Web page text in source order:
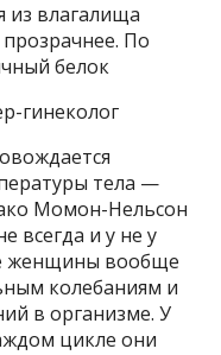
из влагалища
По
белок
гинеколог
тела —
Момон-Нельсон
всегда и у не у
женщины вообще
колебаниям и
в организме. У
цикле они